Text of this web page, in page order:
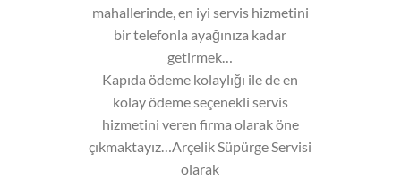
mahallerinde, en iyi servis hizmetini
bir telefonla ayağınıza kadar
getirmek…
Kapıda ödeme kolaylığı ile de en
kolay ödeme seçenekli servis
hizmetini veren firma olarak öne
çıkmaktayız…Arçelik Süpürge Servisi
olarak